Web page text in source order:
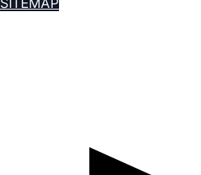
SITEMAP